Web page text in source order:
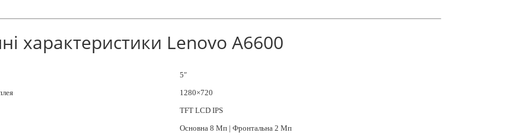
характеристики Lenovo A6600
5″
1280×720
TFT LCD IPS
Основна 8 Мп | Фронтальна 2 Мп